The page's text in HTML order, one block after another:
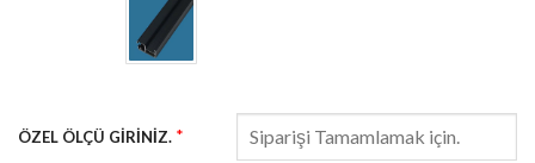
ÖZEL ÖLÇÜ GİRİNİZ. *